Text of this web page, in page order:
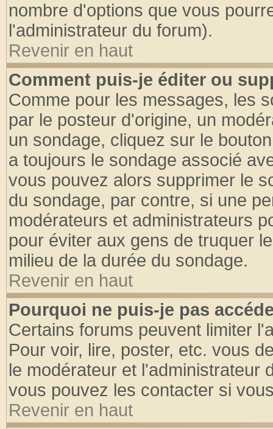
nombre d'options que vous
l'administrateur du forum).
Revenir en haut
Comment puis-je éditer ou
Comme pour les messages, les
par le posteur d'origine, un
un sondage, cliquez sur le
a toujours le sondage associé
vous pouvez alors supprimer le
du sondage, par contre, si une
modérateurs et administrateurs
pour éviter aux gens de truquer
milieu de la durée du sondage.
Revenir en haut
Pourquoi ne puis-je pas
Certains forums peuvent limiter
Pour voir, lire, poster, etc. vous
le modérateur et l'administrateur
vous pouvez les contacter si
Revenir en haut